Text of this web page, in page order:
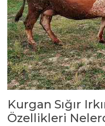
Kurgan Sığır
Özellikleri